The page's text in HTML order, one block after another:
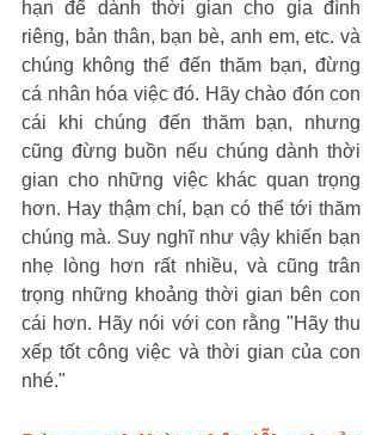
hạn để dành thời gian cho gia đình
riêng, bản thân, bạn bè, anh em, etc. và
chúng không thể đến thăm bạn, đừng
cá nhân hóa việc đó. Hãy chào đón con
cái khi chúng đến thăm bạn, nhưng
cũng đừng buồn nếu chúng dành thời
gian cho những việc khác quan trọng
hơn. Hay thậm chí, bạn có thể tới thăm
chúng mà. Suy nghĩ như vậy khiến bạn
nhẹ lòng hơn rất nhiều, và cũng trân
trọng những khoảng thời gian bên con
cái hơn. Hãy nói với con rằng "Hãy thu
xếp tốt công việc và thời gian của con
nhé."